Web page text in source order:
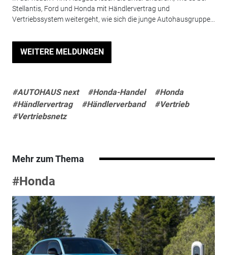
Stellantis, Ford und Honda mit Händlervertrag und
Vertriebssystem weitergeht, wie sich die junge Autohausgruppe...
WEITERE MELDUNGEN
#AUTOHAUS next #Honda-Handel
#Honda
#Händlervertrag
#Händlerverband
#Vertrieb
#Vertriebsnetz
Mehr zum Thema
#Honda